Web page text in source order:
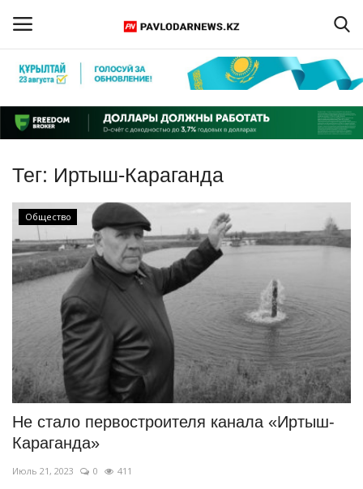
Регистрация
Главная
Обратная связь
ПАВЛОДАРСКАЯ ОБЛАСТЬ
КАЗАХСТАН
СПЕЦПРОЕКТЫ
СПОРТ
Чек-лист
РАЗВЛЕЧЕНИЯ
Тег: Иртыш-Караганда
Общество
Не стало первостроителя канала «Иртыш-
Караганда»
Июль 21, 2023 0 411